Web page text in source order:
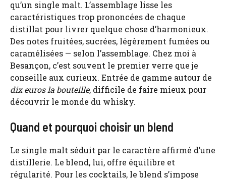
qu’un single malt. L’assemblage lisse les
caractéristiques trop prononcées de chaque
distillat pour livrer quelque chose d’harmonieux.
Des notes fruitées, sucrées, légèrement fumées ou
caramélisées — selon l’assemblage. Chez moi à
Besançon, c’est souvent le premier verre que je
conseille aux curieux. Entrée de gamme autour de
dix euros la bouteille, difficile de faire mieux pour
découvrir le monde du whisky.
Quand et pourquoi choisir un blend
Le single malt séduit par le caractère affirmé d’une
distillerie. Le blend, lui, offre équilibre et
régularité. Pour les cocktails, le blend s’impose